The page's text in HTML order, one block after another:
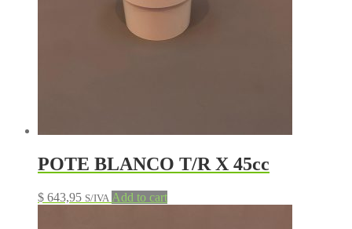
POTE BLANCO T/R X 45cc
$ 643,95 S/IVA Add to cart